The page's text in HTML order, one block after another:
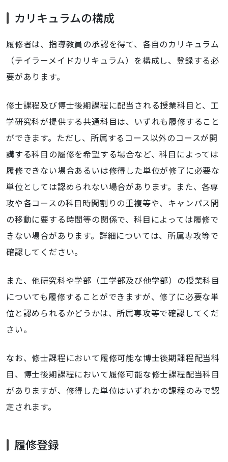
カリキュラムの構成
履修者は、指導教員の承認を得て、各自のカリキュラム
（テイラーメイドカリキュラム）を構成し、登録する必
要があります。
修士課程及び博士後期課程に配当される授業科目と、工
学研究科が提供する共通科目は、いずれも履修すること
ができます。ただし、所属するコース以外のコースが開
講する科目の履修を希望する場合など、科目によっては
履修できない場合あるいは修得した単位が修了に必要な
単位としては認められない場合があります。また、各専
攻や各コースの科目時間割りの重複等や、キャンパス間
の移動に要する時間等の関係で、科目によっては履修で
きない場合があります。詳細については、所属専攻等で
確認してください。
また、他研究科や学部（工学部及び他学部）の授業科目
についても履修することができますが、修了に必要な単
位と認められるかどうかは、所属専攻等で確認してくだ
さい。
なお、修士課程において履修可能な博士後期課程配当科
目、博士後期課程において履修可能な修士課程配当科目
がありますが、修得した単位はいずれかの課程のみで認
定されます。
履修登録